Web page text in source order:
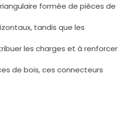
formée de pièces de
tandis que les
les charges et à renforcer
de bois, ces connecteurs